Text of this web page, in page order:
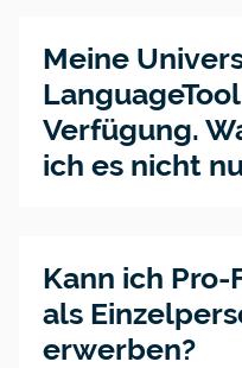
Meine
Verfügung.
ich es nicht
Kann ich Pro-
als
erwerben?